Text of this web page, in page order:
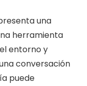
una
herramienta
entorno y
conversación
puede